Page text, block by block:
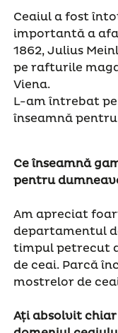
Ceaiul a fost
importantă a
1862, Julius
pe rafturile
Viena.
L-am întrebat
înseamnă
Ce înseamnă
pentru
Am apreciat
departamentul
timpul petrecut
de ceai. Parcă
mostrelor de
Ați absolvit